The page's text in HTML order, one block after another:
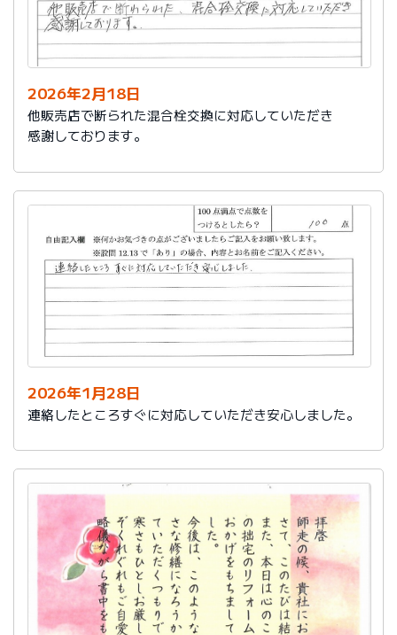
2026年2月18日
他販売店で断られた混合栓交換に対応していただき
感謝しております。
2026年1月28日
連絡したところすぐに対応していただき安心しました。